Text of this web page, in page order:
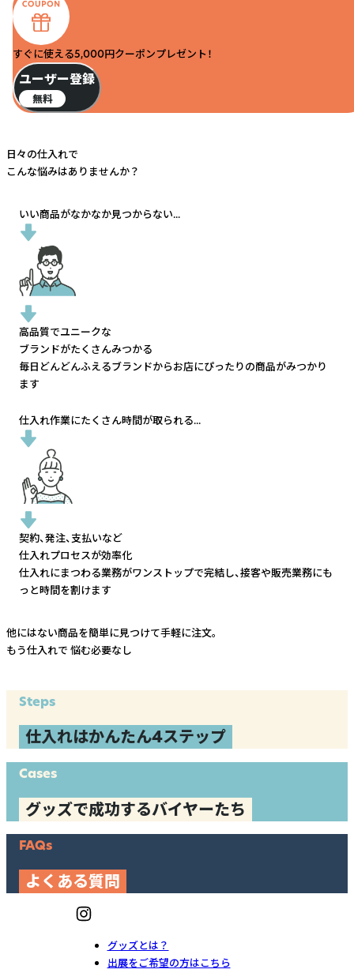
すぐに使える5,000円クーポンプレゼント！
ユーザー登録
無料
日々の仕入れで
こんな悩みはありませんか？
いい商品がなかなか見つからない...
高品質でユニークな
ブランドがたくさんみつかる
毎日どんどんふえるブランドからお店にぴったりの商品がみつかり
ます
仕入れ作業にたくさん時間が取られる...
契約、発注、支払いなど
仕入れプロセスが効率化
仕入れにまつわる業務がワンストップで完結し、接客や販売業務にも
っと時間を割けます
他にはない商品を簡単に見つけて手軽に注文。
もう仕入れで 悩む必要なし
Steps
仕入れはかんたん4ステップ
Cases
グッズで成功するバイヤーたち
FAQs
よくある質問
グッズとは？
出展をご希望の方はこちら